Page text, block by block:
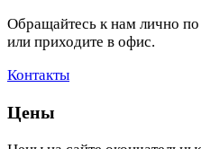
Обращайтесь к нам лично
или приходите в офис.
Контакты
Цены